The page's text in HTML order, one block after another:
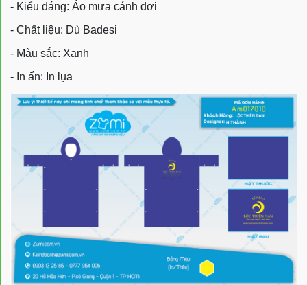
- Kiểu dáng: Áo mưa cánh dơi
- Chất liệu: Dù Badesi
- Màu sắc: Xanh
- In ấn: In lụa